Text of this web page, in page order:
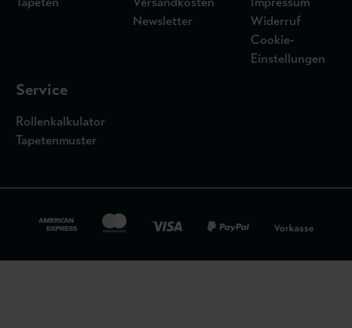
Newsletter
Widerruf
Cookie-
Einstellungen
Service
Rollenkalkulator
Tapetenmuster